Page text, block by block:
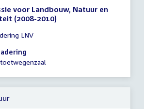
voor Landbouw, Natuur en
(2008-2010)
LNV